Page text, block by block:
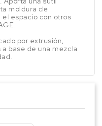
moldura de
espacio con otros
por extrusión,
base de una mezcla